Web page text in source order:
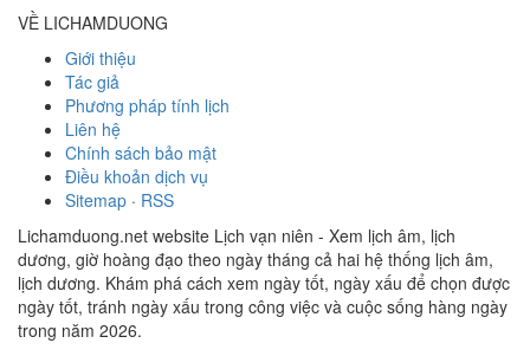
VỀ LICHAMDUONG
Giới thiệu
Tác giả
Phương pháp tính lịch
Liên hệ
Chính sách bảo mật
Điều khoản dịch vụ
Sitemap · RSS
Lichamduong.net website Lịch vạn niên - Xem lịch âm, lịch
dương, giờ hoàng đạo theo ngày tháng cả hai hệ thống lịch âm,
lịch dương. Khám phá cách xem ngày tốt, ngày xấu để chọn được
ngày tốt, tránh ngày xấu trong công việc và cuộc sống hàng ngày
trong năm 2026.